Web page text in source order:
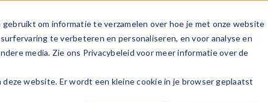
om informatie te verzamelen over hoe je met onze website
te verbeteren en personaliseren, en voor analyse en
media. Zie ons Privacybeleid voor meer informatie over de
website. Er wordt een kleine cookie in je browser geplaatst
Voor werknemers Voor werkgevers